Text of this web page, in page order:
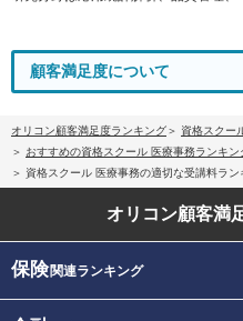
顧客満足度について
オリコン顧客満足度ランキング
資格スクー
おすすめの資格スクール 医療事務ランキン
資格スクール 医療事務の適切な受講料ラ
オリコン顧客満
保険関連ランキング